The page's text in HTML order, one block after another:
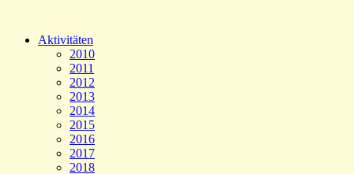
Aktivitäten
2010
2011
2012
2013
2014
2015
2016
2017
2018